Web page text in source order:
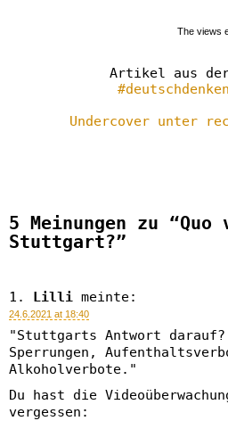
The views
Artikel aus
Undercover unter
5 Meinungen zu “Quo
Stuttgart?”
Lilli meinte:
24.6.2021 at 18:40
"Stuttgarts Antwort
Sperrungen,
Alkoholverbote."
Du hast die
vergessen: